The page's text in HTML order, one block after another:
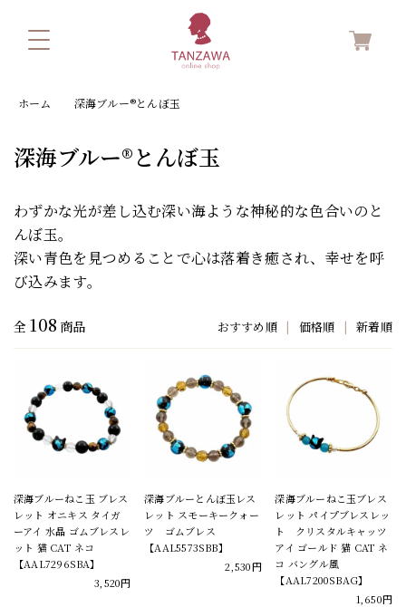
ホーム 深海ブルー®とんぼ玉
深海ブルー®とんぼ玉
わずかな光が差し込む深い海ような神秘的な色合いのと
んぼ玉。
深い青色を見つめることで心は落着き癒され、幸せを呼
び込みます。
全 108 商品 おすすめ順 | 価格順 | 新着順
深海ブルーねこ玉 ブレス
レット オニキス タイガ
ーアイ 水晶 ゴムブレスレ
ット 猫 CAT ネコ
【AAL7296SBA】
3,520円
深海ブルーとんぼ玉レス
レット スモーキークォー
ツ ゴムブレス
【AAL5573SBB】
2,530円
深海ブルーねこ玉ブレス
レット パイプブレスレッ
ト クリスタルキャッツ
アイ ゴールド 猫 CAT ネ
コ バングル風
【AAL7200SBAG】
1,650円